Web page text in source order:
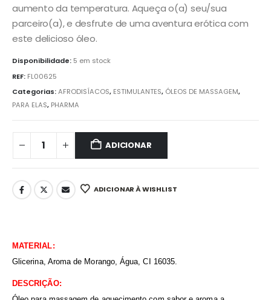
aumento da temperatura. Aqueça o(a) seu/sua
parceiro(a), e desfrute de uma aventura erótica com
este delicioso óleo.
Disponibilidade: 5 em stock
REF: FL00625
Categorias:AFRODISÍACOS, ESTIMULANTES, ÓLEOS DE MASSAGEM,
PARA ELAS, PHARMA
ADICIONAR
ADICIONAR À WISHLIST
MATERIAL:
Glicerina, Aroma de Morango, Água, CI 16035.
DESCRIÇÃO: